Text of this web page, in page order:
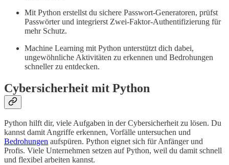
Mit Python erstellst du sichere Passwort-Generatoren, prüfst
Passwörter und integrierst Zwei-Faktor-Authentifizierung für
mehr Schutz.
Machine Learning mit Python unterstützt dich dabei,
ungewöhnliche Aktivitäten zu erkennen und Bedrohungen
schneller zu entdecken.
Cybersicherheit mit Python
Python hilft dir, viele Aufgaben in der Cybersicherheit zu lösen. Du
kannst damit Angriffe erkennen, Vorfälle untersuchen und
Bedrohungen aufspüren. Python eignet sich für Anfänger und
Profis. Viele Unternehmen setzen auf Python, weil du damit schnell
und flexibel arbeiten kannst.